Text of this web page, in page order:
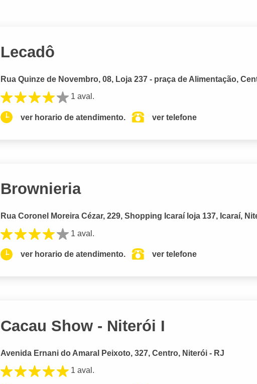
Lecadô
Rua Quinze de Novembro, 08, Loja 237 - praça de Alimentação,
1 aval.
ver horario de atendimento. ver telefone
Brownieria
Rua Coronel Moreira Cézar, 229, Shopping Icaraí loja 137, Icaraí,
1 aval.
ver horario de atendimento. ver telefone
Cacau Show - Niterói I
Avenida Ernani do Amaral Peixoto, 327, Centro, Niterói - RJ
1 aval.